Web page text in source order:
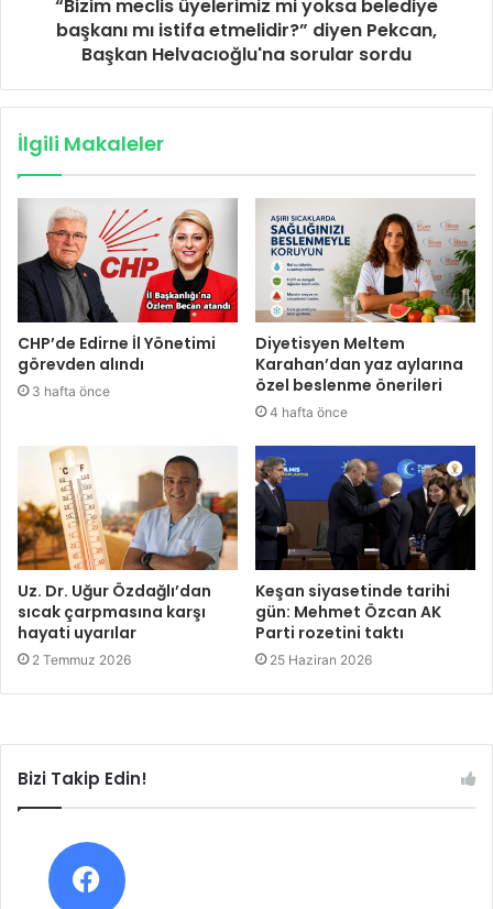
“Bizim meclis üyelerimiz mi yoksa belediye
başkanı mı istifa etmelidir?” diyen Pekcan,
Başkan Helvacıoğlu'na sorular sordu
İlgili Makaleler
CHP’de Edirne İl Yönetimi
görevden alındı
3 hafta önce
Diyetisyen Meltem
Karahan’dan yaz aylarına
özel beslenme önerileri
4 hafta önce
Uz. Dr. Uğur Özdağlı’dan
sıcak çarpmasına karşı
hayati uyarılar
2 Temmuz 2026
Keşan siyasetinde tarihi
gün: Mehmet Özcan AK
Parti rozetini taktı
25 Haziran 2026
Bizi Takip Edin!